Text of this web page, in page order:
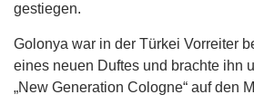
gestiegen.
Golonya war in der Türkei Vorreiter
eines neuen Duftes und brachte ihn
„New Generation Cologne“ auf den